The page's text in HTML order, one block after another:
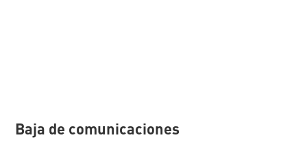
Baja de comunicaciones